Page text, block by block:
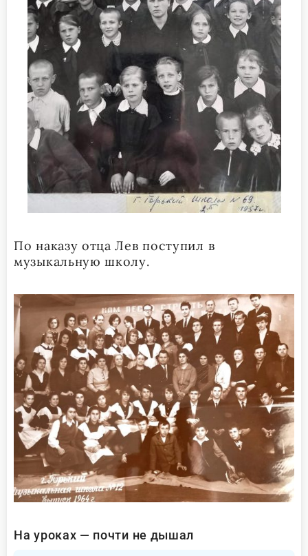
По наказу отца Лев поступил в
музыкальную школу.
На уроках — почти не дышал